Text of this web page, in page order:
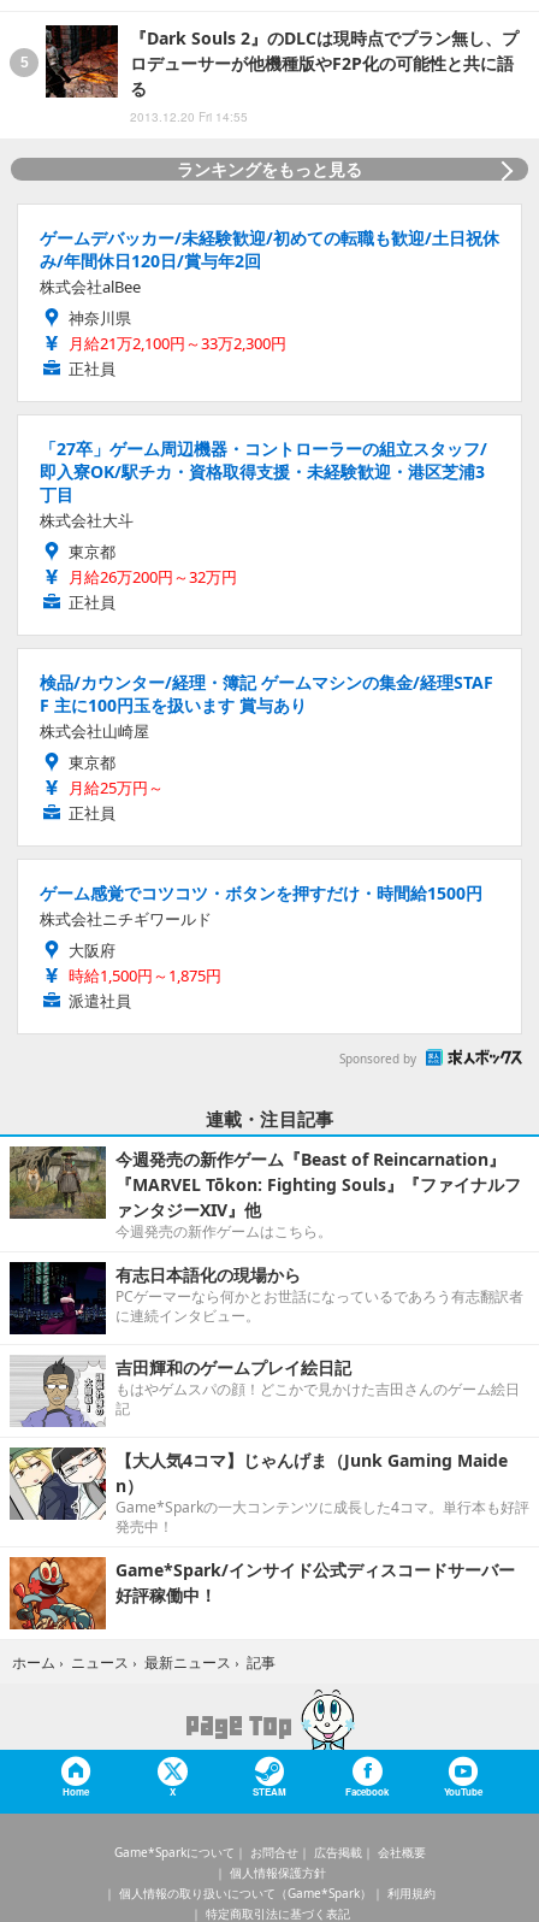
『Dark Souls 2』のDLCは現時点でプラン無し、プ
ロデューサーが他機種版やF2P化の可能性と共に語
る
2013.12.20 Fri 14:55
ランキングをもっと見る
ゲームデバッカー/未経験歓迎/初めての転職も歓迎/土日祝休
み/年間休日120日/賞与年2回
株式会社alBee
神奈川県
月給21万2,100円～33万2,300円
正社員
「27卒」ゲーム周辺機器・コントローラーの組立スタッフ/
即入寮OK/駅チカ・資格取得支援・未経験歓迎・港区芝浦3
丁目
株式会社大斗
東京都
月給26万200円～32万円
正社員
検品/カウンター/経理・簿記 ゲームマシンの集金/経理STAF
F 主に100円玉を扱います 賞与あり
株式会社山崎屋
東京都
月給25万円～
正社員
ゲーム感覚でコツコツ・ボタンを押すだけ・時間給1500円
株式会社ニチギワールド
大阪府
時給1,500円～1,875円
派遣社員
Sponsored by
連載・注目記事
今週発売の新作ゲーム『Beast of Reincarnation』
『MARVEL Tōkon: Fighting Souls』『ファイナルフ
ァンタジーXIV』他
今週発売の新作ゲームはこちら。
有志日本語化の現場から
PCゲーマーなら何かとお世話になっているであろう有志翻訳者
に連続インタビュー。
吉田輝和のゲームプレイ絵日記
もはやゲムスパの顔！どこかで見かけた吉田さんのゲーム絵日
記
【大人気4コマ】じゃんげま（Junk Gaming Maide
n）
Game*Sparkの一大コンテンツに成長した4コマ。単行本も好評
発売中！
Game*Spark/インサイド公式ディスコードサーバー
好評稼働中！
ホーム › ニュース › 最新ニュース › 記事
Home X STEAM Facebook YouTube
Game*Sparkについて お問合せ 広告掲載
会社概要
個人情報保護方針
個人情報の取り扱いについて（Game*Spark）
利用規約
特定商取引法に基づく表記